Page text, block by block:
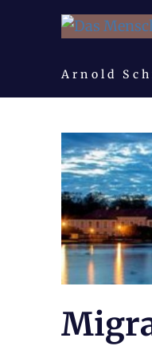
Arnold